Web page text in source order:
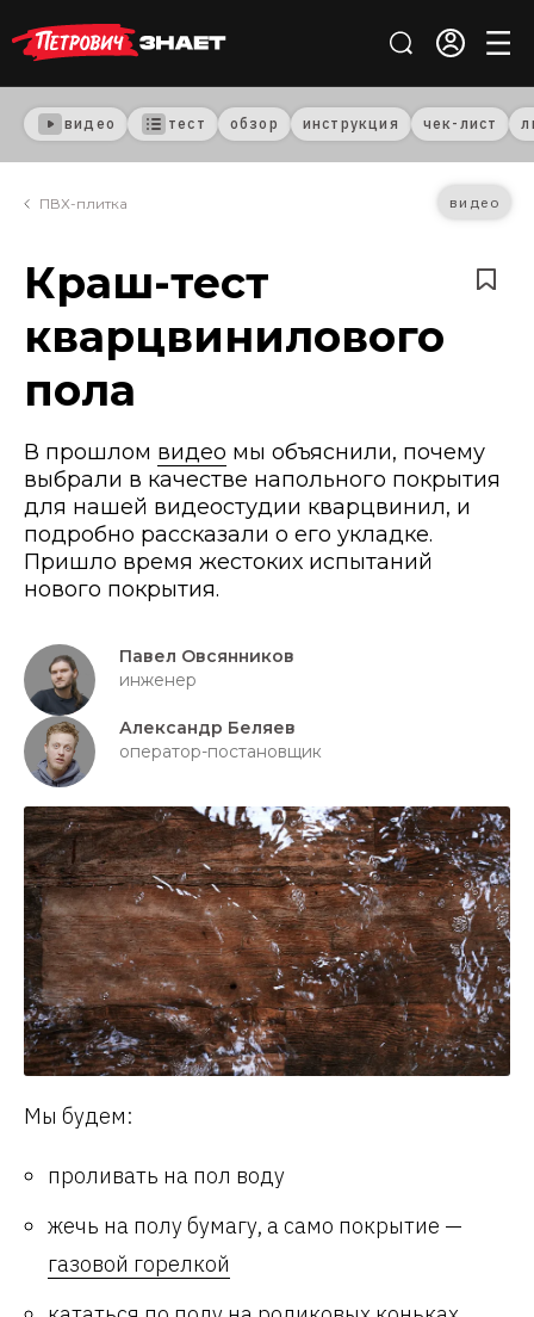
видео тест обзор инструкция чек-лист
ПВХ-плитка видео
Краш-тест
кварцвинилового
пола
Павел Овсянников
инженер
Александр Беляев
оператор-постановщик
В прошлом видео мы объяснили, почему
выбрали в качестве напольного покрытия
для нашей видеостудии кварцвинил, и
подробно рассказали о его укладке.
Пришло время жестоких испытаний
нового покрытия.
Мы будем:
проливать на пол воду
жечь на полу бумагу, а само покрытие —
газовой горелкой